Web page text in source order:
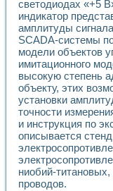
светодиодах «+5
индикатор
амплитуды
SCADA-системы
модели объектов
имитационного
высокую степень
объекту, этих
установки
точности
и инструкция по
описывается
ниобий-
проводов.